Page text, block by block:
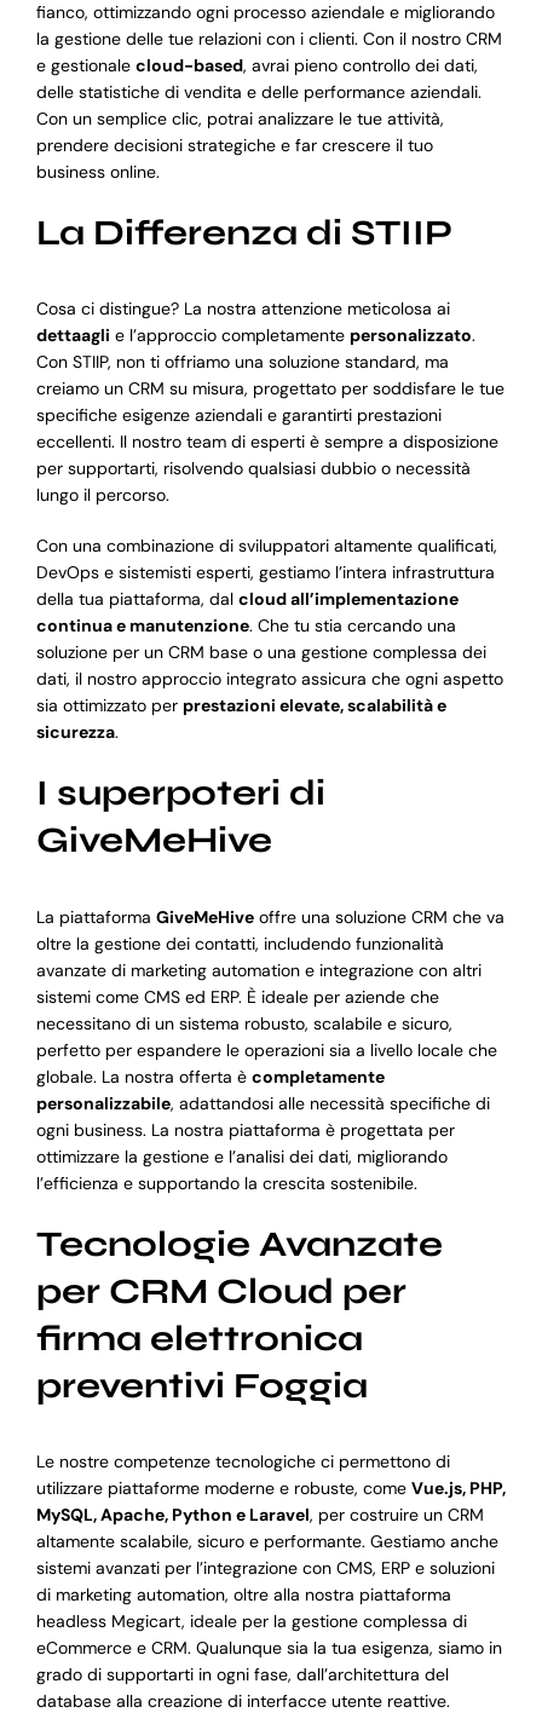
fianco, ottimizzando ogni processo aziendale e migliorando
la gestione delle tue relazioni con i clienti. Con il nostro CRM
e gestionale cloud-based, avrai pieno controllo dei dati,
delle statistiche di vendita e delle performance aziendali.
Con un semplice clic, potrai analizzare le tue attività,
prendere decisioni strategiche e far crescere il tuo
business online.
La Differenza di STIIP
Cosa ci distingue? La nostra attenzione meticolosa ai
dettaagli e l’approccio completamente personalizzato.
Con STIIP, non ti offriamo una soluzione standard, ma
creiamo un CRM su misura, progettato per soddisfare le tue
specifiche esigenze aziendali e garantirti prestazioni
eccellenti. Il nostro team di esperti è sempre a disposizione
per supportarti, risolvendo qualsiasi dubbio o necessità
lungo il percorso.
Con una combinazione di sviluppatori altamente qualificati,
DevOps e sistemisti esperti, gestiamo l’intera infrastruttura
della tua piattaforma, dal cloud all’implementazione
continua e manutenzione. Che tu stia cercando una
soluzione per un CRM base o una gestione complessa dei
dati, il nostro approccio integrato assicura che ogni aspetto
sia ottimizzato per prestazioni elevate, scalabilità e
sicurezza.
I superpoteri di
GiveMeHive
La piattaforma GiveMeHiveoffre una soluzione CRM che va
oltre la gestione dei contatti, includendo funzionalità
avanzate di marketing automation e integrazione con altri
sistemi come CMS ed ERP. È ideale per aziende che
necessitano di un sistema robusto, scalabile e sicuro,
perfetto per espandere le operazioni sia a livello locale che
globale. La nostra offerta è completamente
personalizzabile, adattandosi alle necessità specifiche di
ogni business. La nostra piattaforma è progettata per
ottimizzare la gestione e l’analisi dei dati, migliorando
l’efficienza e supportando la crescita sostenibile.
Tecnologie Avanzate
per CRM Cloud per
firma elettronica
preventivi Foggia
Le nostre competenze tecnologiche ci permettono di
utilizzare piattaforme moderne e robuste, come Vue.js, PHP,
MySQL, Apache, Python e Laravel, per costruire un CRM
altamente scalabile, sicuro e performante. Gestiamo anche
sistemi avanzati per l’integrazione con CMS, ERP e soluzioni
di marketing automation, oltre alla nostra piattaforma
headless Megicart, ideale per la gestione complessa di
eCommerce e CRM. Qualunque sia la tua esigenza, siamo in
grado di supportarti in ogni fase, dall’architettura del
database alla creazione di interfacce utente reattive.